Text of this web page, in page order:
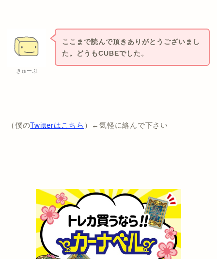
きゅーぶ
ここまで読んで頂きありがとうございまし
た。どうもCUBEでした。
（僕のTwitterはこちら ）←気軽に絡んで下さい